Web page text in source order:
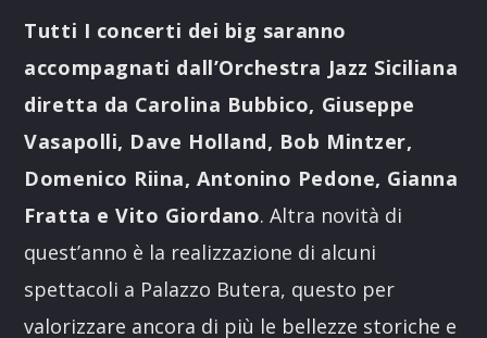
Tutti I concerti dei big saranno
accompagnati dall’Orchestra Jazz Siciliana
diretta da Carolina Bubbico, Giuseppe
Vasapolli, Dave Holland, Bob Mintzer,
Domenico Riina, Antonino Pedone, Gianna
Fratta e Vito Giordano. Altra novità di
quest’anno è la realizzazione di alcuni
spettacoli a Palazzo Butera, questo per
valorizzare ancora di più le bellezze storiche e